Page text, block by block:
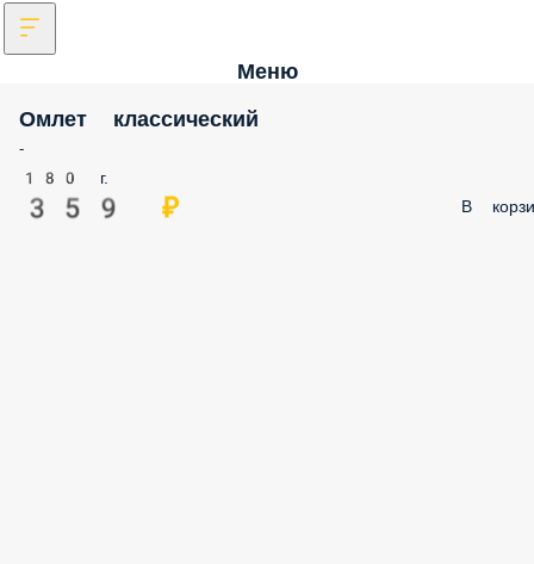
Меню
Омлет классический
-
180 г.
359 ₽ В